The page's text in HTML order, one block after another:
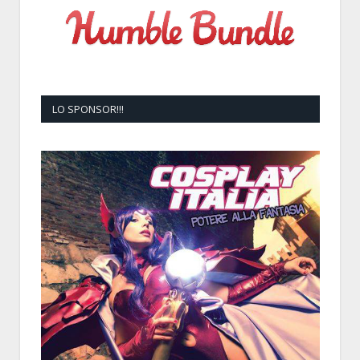
LO SPONSOR!!!